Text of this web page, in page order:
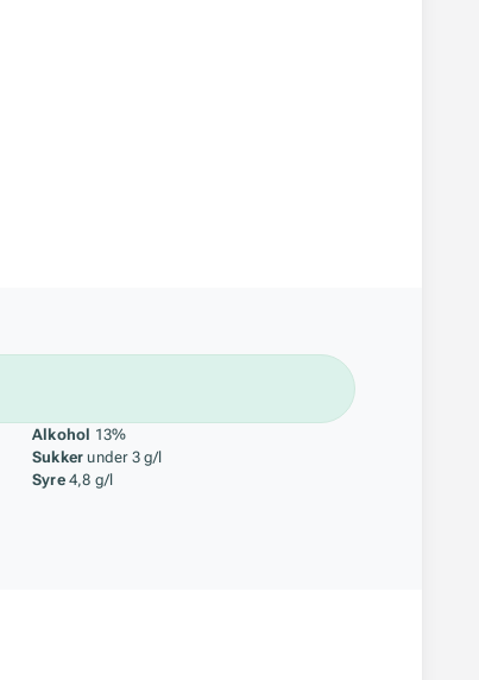
Alkohol 13%
Sukker under 3 g/l
Syre 4,8 g/l